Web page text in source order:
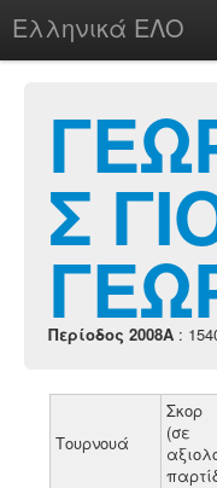
Ελληνικά ΕΛΟ
chesstu.be @ discord
LoginΣ
Περίοδος 2008A :
Τουρνουά
Σκορ
(σε